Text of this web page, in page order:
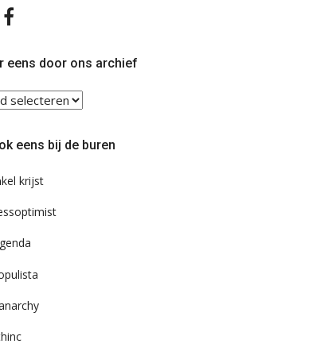
Facebook
eens door ons archief
eens bij de buren
krijst